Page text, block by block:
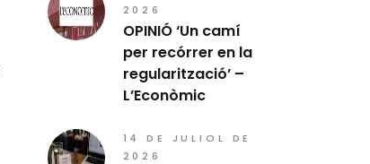
2026
OPINIÓ ‘Un camí
per recórrer en la
regularització’ –
L’Econòmic
14 DE JULIOL DE
2026